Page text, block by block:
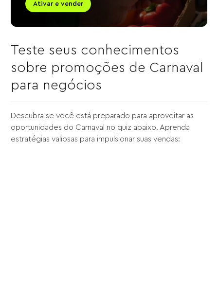
Ativar e vender
Teste seus conhecimentos
sobre promoções de Carnaval
para negócios
Descubra se você está preparado para aproveitar as
oportunidades do Carnaval no quiz abaixo. Aprenda
estratégias valiosas para impulsionar suas vendas: